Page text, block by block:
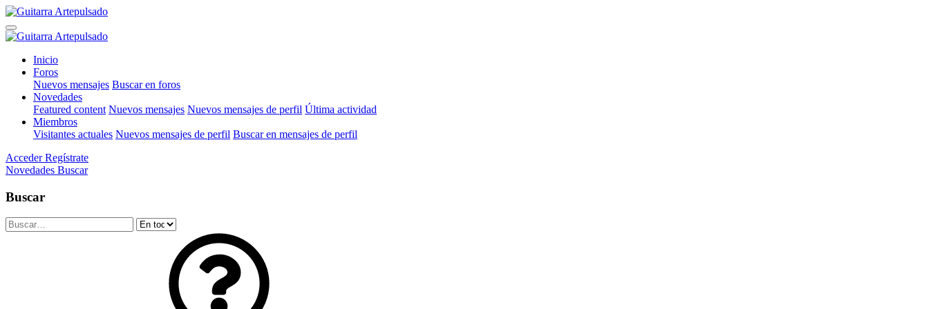
Inicio
Foros
Nuevos mensajes Buscar en foros
Novedades
Featured content Nuevos mensajes Nuevos mensajes de perfil Última actividad
Miembros
Visitantes actuales Nuevos mensajes de perfil Buscar en mensajes de perfil
Acceder Regístrate
Novedades Buscar
Buscar